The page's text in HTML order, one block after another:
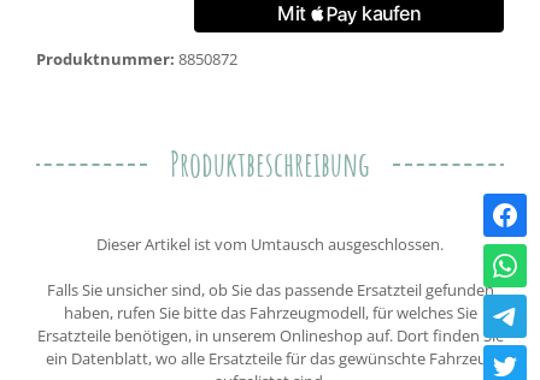
Produktnummer: 8850872
Produktbeschreibung
Dieser Artikel ist vom Umtausch ausgeschlossen.
Falls Sie unsicher sind, ob Sie das passende Ersatzteil gefunden
haben, rufen Sie bitte das Fahrzeugmodell, für welches Sie
Ersatzteile benötigen, in unserem Onlineshop auf. Dort finden Sie
ein Datenblatt, wo alle Ersatzteile für das gewünschte Fahrzeug